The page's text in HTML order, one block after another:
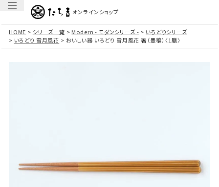
オンラインショップ
HOME シリーズ一覧 Modern - モダンシリーズ -
いろどりシリーズ
いろどり 雪月風花
おいしい器 いろどり 雪月風花 箸（豊穣）〈1膳〉